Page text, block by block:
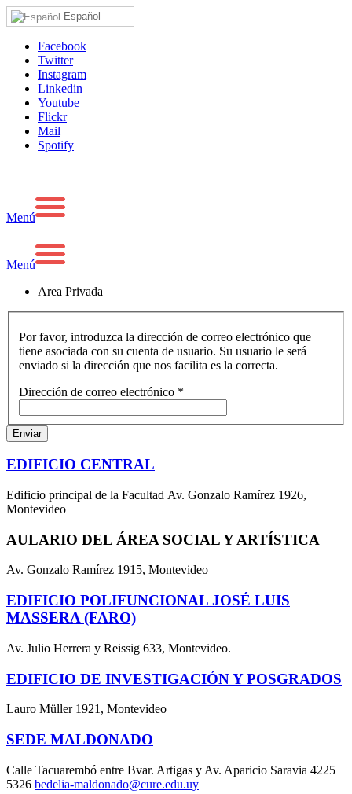
Español
Facebook
Twitter
Instagram
Linkedin
Youtube
Flickr
Mail
Spotify
Menú
Menú
Area Privada
Por favor, introduzca la dirección de correo electrónico que
tiene asociada con su cuenta de usuario. Su usuario le será
enviado si la dirección que nos facilita es la correcta.
Dirección de correo electrónico *
Enviar
EDIFICIO CENTRAL
Edificio principal de la Facultad Av. Gonzalo Ramírez 1926,
Montevideo
AULARIO DEL ÁREA SOCIAL Y ARTÍSTICA
Av. Gonzalo Ramírez 1915, Montevideo
EDIFICIO POLIFUNCIONAL JOSÉ LUIS
MASSERA (FARO)
Av. Julio Herrera y Reissig 633, Montevideo.
EDIFICIO DE INVESTIGACIÓN Y POSGRADOS
Lauro Müller 1921, Montevideo
SEDE MALDONADO
Calle Tacuarembó entre Bvar. Artigas y Av. Aparicio Saravia 4225
5326 bedelia-maldonado@cure.edu.uy